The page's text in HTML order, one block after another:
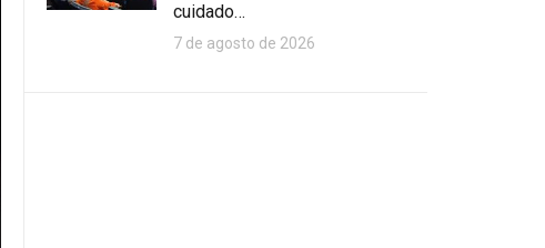
cuidado…
7 de agosto de 2026